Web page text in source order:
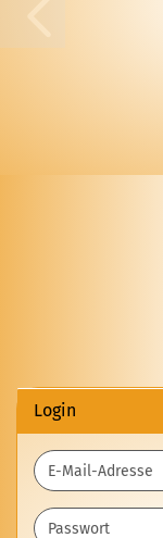
Login
E-
Mail-
Adresse
Passwort